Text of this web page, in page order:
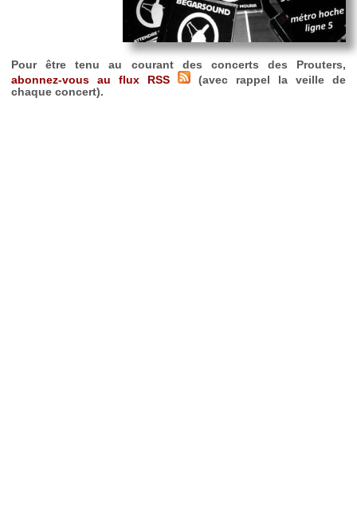
Pour être tenu au courant des concerts des Prouters,
abonnez-vous au flux RSS
(avec rappel la veille de
chaque concert).